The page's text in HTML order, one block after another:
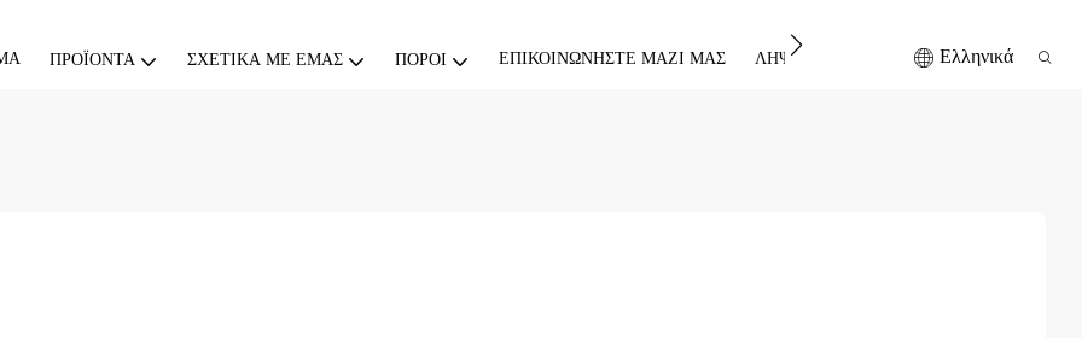
ΠΡΟΪΌΝΤΑ ΣΧΕΤΙΚΆ ΜΕ ΕΜΆΣ ΠΌΡΟΙ ΕΠΙΚΟΙΝΩΝΉΣΤΕ ΜΑΖΊ ΜΑΣ ΛΉΨΗ Ελληνικά